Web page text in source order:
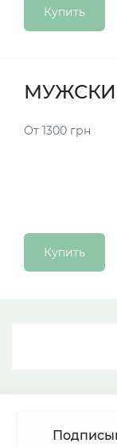
Купить
От 1300 грн
Купить